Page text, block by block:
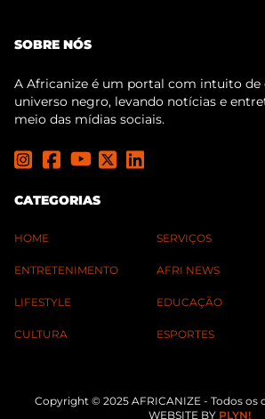
SOBRE NÓS
A Africanize é um portal com intuito de
universo negro, levando notícias e
meio das mídias sociais.
CATEGORIAS
HOME
ENTRETENIMENTO
LIFESTYLE
CULTURA
SERVIÇOS
AFRI NEWS
EDUCAÇÃO
ESPORTES
Copyright © 2025 AFRICANIZE - Todos os
WEBSITE BY PLYN!